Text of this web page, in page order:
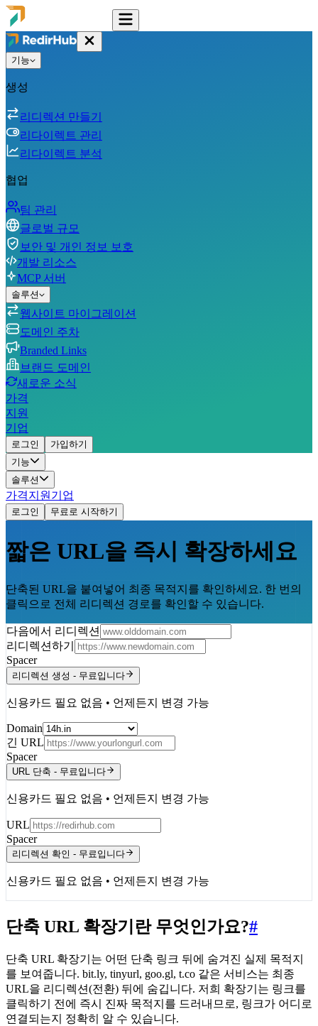
기능
생성
리디렉션 만들기
리다이렉트 관리
리다이렉트 분석
협업
팀 관리
글로벌 규모
보안 및 개인 정보 보호
개발 리소스
MCP 서버
솔루션
웹사이트 마이그레이션
도메인 주차
Branded Links
브랜드 도메인
새로운 소식
가격
지원
기업
로그인
가입하기
기능
솔루션
가격지원기업
로그인 무료로 시작하기
짧은 URL을 즉시 확장하세요
단축된 URL을 붙여넣어 최종 목적지를 확인하세요. 한 번의
클릭으로 전체 리디렉션 경로를 확인할 수 있습니다.
다음에서 리디렉션
리디렉션하기
Spacer
리디렉션 생성 - 무료입니다
신용카드 필요 없음 • 언제든지 변경 가능
Domain
긴 URL
Spacer
URL 단축 - 무료입니다
신용카드 필요 없음 • 언제든지 변경 가능
URL
Spacer
리디렉션 확인 - 무료입니다
신용카드 필요 없음 • 언제든지 변경 가능
단축 URL 확장기란 무엇인가요?#
단축 URL 확장기는 어떤 단축 링크 뒤에 숨겨진 실제 목적지
를 보여줍니다. bit.ly, tinyurl, goo.gl, t.co 같은 서비스는 최종
URL을 리디렉션(전환) 뒤에 숨깁니다. 저희 확장기는 링크를
클릭하기 전에 즉시 진짜 목적지를 드러내므로, 링크가 어디로
연결되는지 정확히 알 수 있습니다.